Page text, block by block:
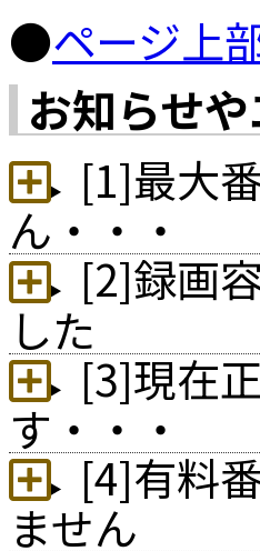
●ページ上
お知らせ
[1]最大
ん・・・
[2]録画
した
[3]現在
す・・・
[4]有料
ません